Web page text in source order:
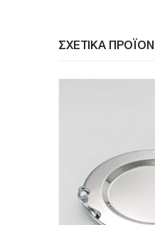
ΣΧΕΤΙΚΆ